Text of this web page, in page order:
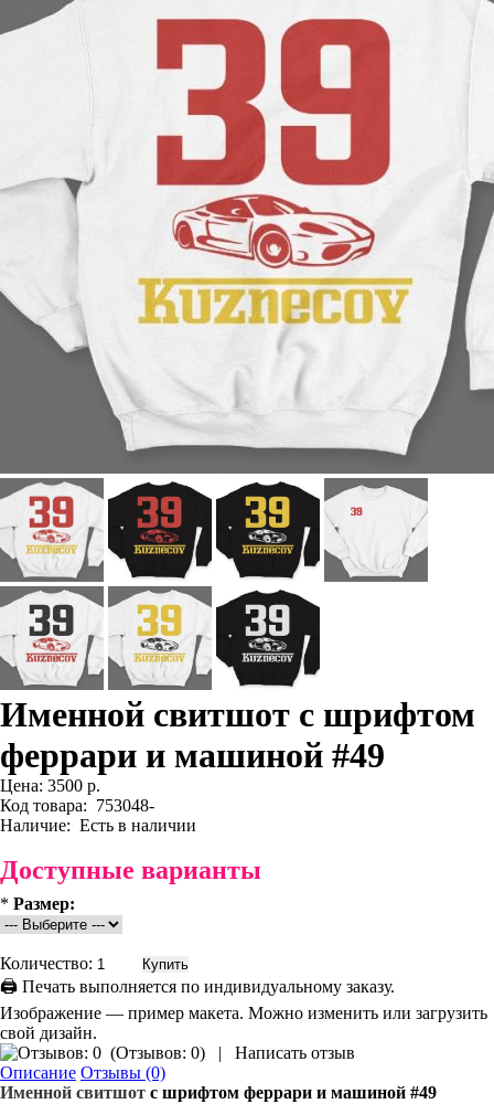
Именной свитшот с шрифтом
феррари и машиной #49
Цена: 3500 р.
Код товара: 753048-
Наличие: Есть в наличии
Доступные варианты
* Размер:
Количество:
🖨 Печать выполняется по индивидуальному заказу.
Изображение — пример макета. Можно изменить или загрузить
свой дизайн.
(Отзывов: 0) |
Написать отзыв
Описание Отзывы (0)
Именной свитшот с шрифтом феррари и машиной #49